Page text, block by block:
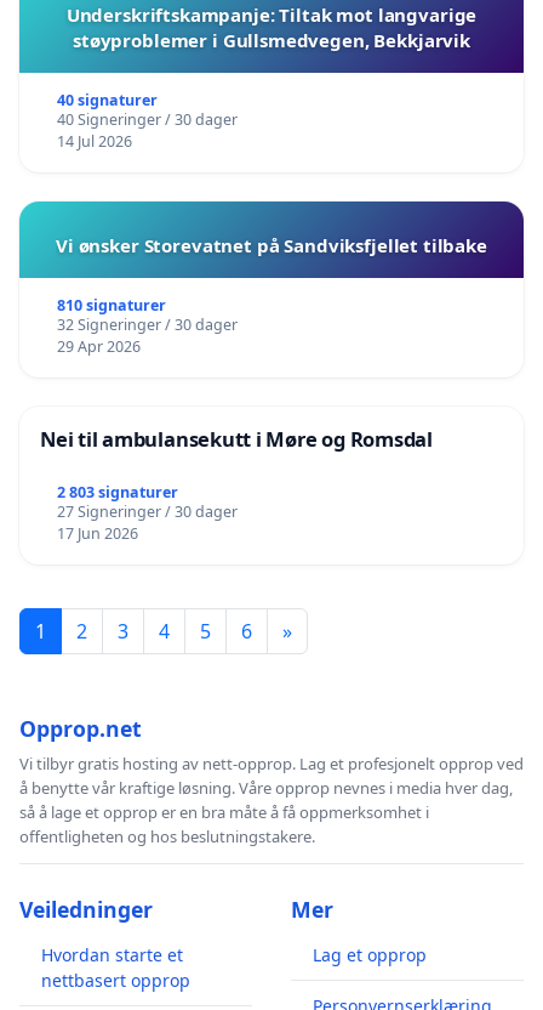
Underskriftskampanje: Tiltak mot langvarige
støyproblemer i Gullsmedvegen, Bekkjarvik
40 signaturer
40 Signeringer / 30 dager
14 Jul 2026
Vi ønsker Storevatnet på Sandviksfjellet tilbake
810 signaturer
32 Signeringer / 30 dager
29 Apr 2026
Nei til ambulansekutt i Møre og Romsdal
2 803 signaturer
27 Signeringer / 30 dager
17 Jun 2026
1 2 3 4 5 6 »
Opprop.net
Vi tilbyr gratis hosting av nett-opprop. Lag et profesjonelt opprop ved
å benytte vår kraftige løsning. Våre opprop nevnes i media hver dag,
så å lage et opprop er en bra måte å få oppmerksomhet i
offentligheten og hos beslutningstakere.
Veiledninger
Hvordan starte et
nettbasert opprop
Mer
Lag et opprop
Personvernserklæring